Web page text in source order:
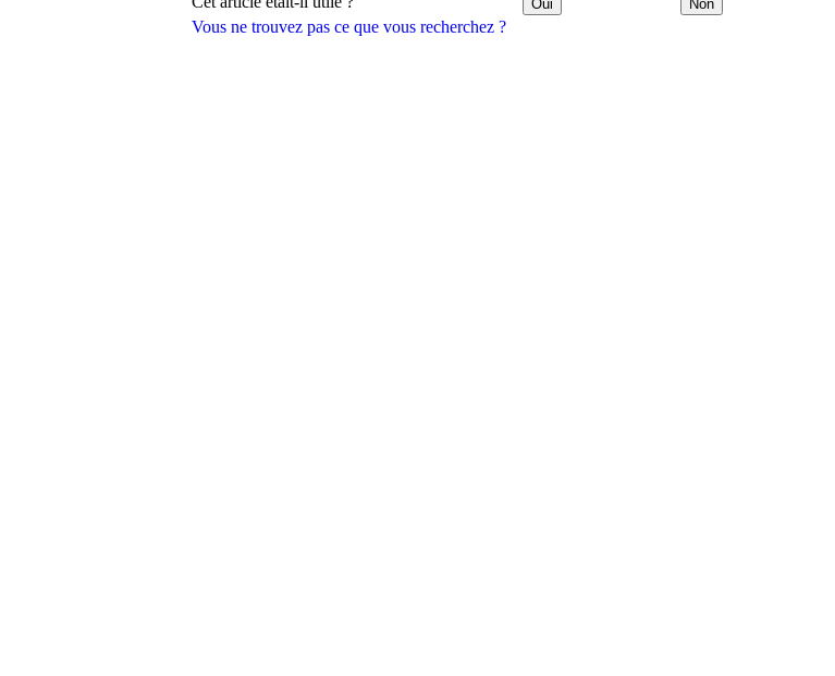
Vous ne trouvez pas ce que vous recherchez ?
Oui Non